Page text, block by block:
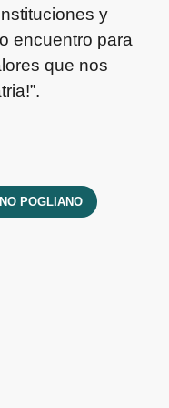
y
encuentro para
que nos
POGLIANO